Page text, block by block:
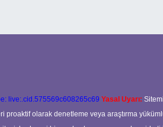
live:.cid.575569c608265c69 Yasal Uyarı:
proaktif olarak denetleme veya araştırma